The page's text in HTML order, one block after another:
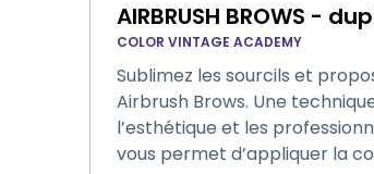
AIRBRUSH BROWS -
COLOR VINTAGE ACADEMY
Sublimez les sourcils et
Airbrush Brows. Une
l’esthétique et les
vous permet d’appliquer la